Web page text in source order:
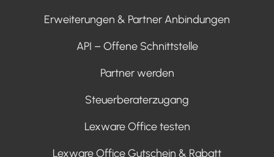
Erweiterungen & Partner Anbindungen
API – Offene Schnittstelle
Partner werden
Steuerberaterzugang
Lexware Office testen
Lexware Office Gutschein & Rabatt